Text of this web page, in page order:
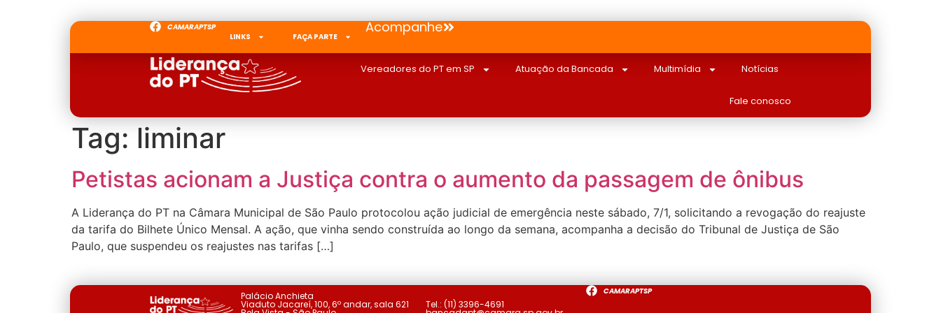
CAMARAPTSP
LINKS
FAÇA PARTE
Acompanhe
Vereadores do PT em SP Atuação da Bancada Multimídia Notícias
Fale conosco
Tag: liminar
Petistas acionam a Justiça contra o aumento da passagem de ônibus
A Liderança do PT na Câmara Municipal de São Paulo protocolou ação judicial de emergência neste sábado, 7/1, solicitando a revogação do reajuste
da tarifa do Bilhete Único Mensal. A ação, que vinha sendo construída ao longo da semana, acompanha a decisão do Tribunal de Justiça de São
Paulo, que suspendeu os reajustes nas tarifas […]
Palácio Anchieta
Viaduto Jacareí, 100, 6º andar, sala 621 Tel.: (11) 3396-4691
CAMARAPTSP